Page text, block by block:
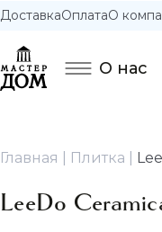
ДоставкаОплатаО
О нас
Главная Плитка
LeeDo